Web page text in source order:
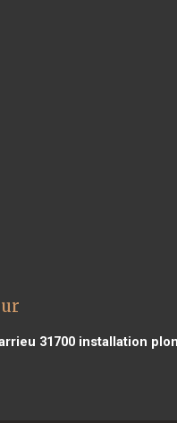
31700installation